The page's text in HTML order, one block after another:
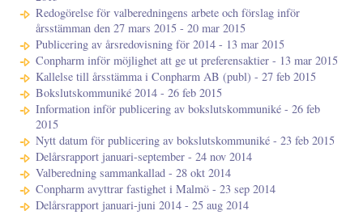
Redogörelse för valberedningens arbete och förslag inför
årsstämman den 27 mars 2015 - 20 mar 2015
Publicering av årsredovisning för 2014 - 13 mar 2015
Conpharm inför möjlighet att ge ut preferensaktier - 13 mar 2015
Kallelse till årsstämma i Conpharm AB (publ) - 27 feb 2015
Bokslutskommuniké 2014 - 26 feb 2015
Information inför publicering av bokslutskommuniké - 26 feb
2015
Nytt datum för publicering av bokslutskommuniké - 23 feb 2015
Delårsrapport januari-september - 24 nov 2014
Valberedning sammankallad - 28 okt 2014
Conpharm avyttrar fastighet i Malmö - 23 sep 2014
Delårsrapport januari-juni 2014 - 25 aug 2014